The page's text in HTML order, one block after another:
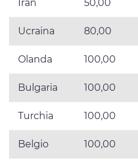
Iran 50,00
Ucraina 80,00
Olanda 100,00
Bulgaria 100,00
Turchia 100,00
Belgio 100,00